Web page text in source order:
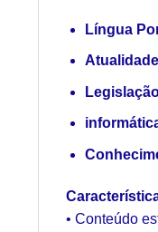
Língua
• Conteúdo